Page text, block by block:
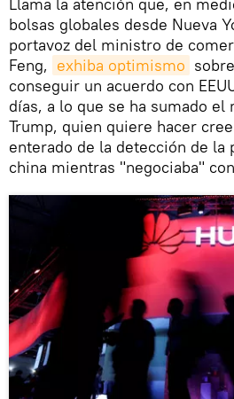
bolsas globales desde Nueva
portavoz del ministro de
Feng, exhiba optimismo
conseguir un acuerdo con
días, a lo que se ha sumado
Trump, quien quiere hacer
enterado de la detección de la
china mientras "negociaba"